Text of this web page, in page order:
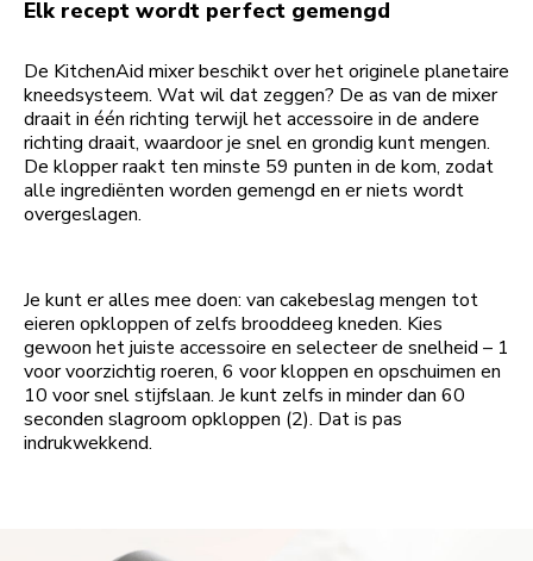
Elk recept wordt perfect gemengd
De KitchenAid mixer beschikt over het originele planetaire
kneedsysteem. Wat wil dat zeggen? De as van de mixer
draait in één richting terwijl het accessoire in de andere
richting draait, waardoor je snel en grondig kunt mengen.
De klopper raakt ten minste 59 punten in de kom, zodat
alle ingrediënten worden gemengd en er niets wordt
overgeslagen.
Je kunt er alles mee doen: van cakebeslag mengen tot
eieren opkloppen of zelfs brooddeeg kneden. Kies
gewoon het juiste accessoire en selecteer de snelheid – 1
voor voorzichtig roeren, 6 voor kloppen en opschuimen en
10 voor snel stijfslaan. Je kunt zelfs in minder dan 60
seconden slagroom opkloppen (2). Dat is pas
indrukwekkend.